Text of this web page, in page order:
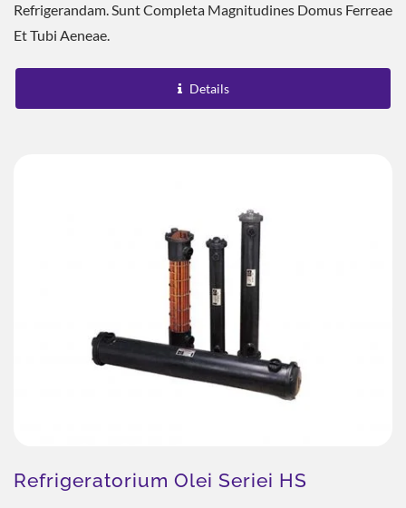
Refrigerandam. Sunt Completa Magnitudines Domus Ferreae
Et Tubi Aeneae.
Details
Refrigeratorium Olei Seriei HS